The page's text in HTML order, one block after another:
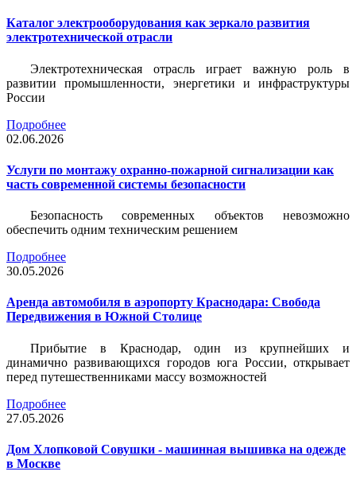
Каталог электрооборудования как зеркало развития
электротехнической отрасли
Электротехническая отрасль играет важную роль в
развитии промышленности, энергетики и инфраструктуры
России
Подробнее
02.06.2026
Услуги по монтажу охранно-пожарной сигнализации как
часть современной системы безопасности
Безопасность современных объектов невозможно
обеспечить одним техническим решением
Подробнее
30.05.2026
Аренда автомобиля в аэропорту Краснодара: Свобода
Передвижения в Южной Столице
Прибытие в Краснодар, один из крупнейших и
динамично развивающихся городов юга России, открывает
перед путешественниками массу возможностей
Подробнее
27.05.2026
Дом Хлопковой Совушки - машинная вышивка на одежде
в Москве